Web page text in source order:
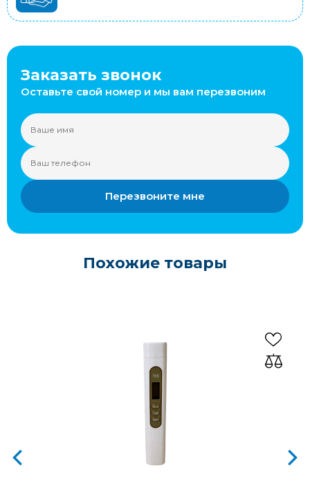
Заказать звонок
Оставьте свой номер и мы вам перезвоним
Перезвоните мне
Похожие товары